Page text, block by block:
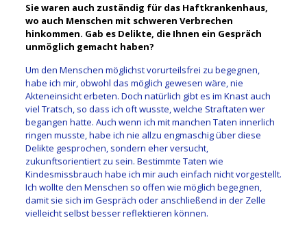
Sie waren auch zuständig für das Haftkrankenhaus,
wo auch Menschen mit schweren Verbrechen
hinkommen. Gab es Delikte, die Ihnen ein Gespräch
unmöglich gemacht haben?
Um den Menschen möglichst vorurteilsfrei zu begegnen,
habe ich mir, obwohl das möglich gewesen wäre, nie
Akteneinsicht erbeten. Doch natürlich gibt es im Knast auch
viel Tratsch, so dass ich oft wusste, welche Straftaten wer
begangen hatte. Auch wenn ich mit manchen Taten innerlich
ringen musste, habe ich nie allzu engmaschig über diese
Delikte gesprochen, sondern eher versucht,
zukunftsorientiert zu sein. Bestimmte Taten wie
Kindesmissbrauch habe ich mir auch einfach nicht vorgestellt.
Ich wollte den Menschen so offen wie möglich begegnen,
damit sie sich im Gespräch oder anschließend in der Zelle
vielleicht selbst besser reflektieren können.